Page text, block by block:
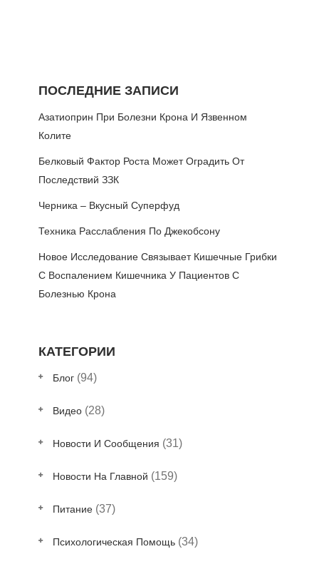
ПОСЛЕДНИЕ ЗАПИСИ
Азатиоприн При Болезни Крона И Язвенном
Колите
Белковый Фактор Роста Может Оградить От
Последствий ЗЗК
Черника – Вкусный Суперфуд
Техника Расслабления По Джекобсону
Новое Исследование Связывает Кишечные Грибки
С Воспалением Кишечника У Пациентов С
Болезнью Крона
КАТЕГОРИИ
Блог (94)
Видео (28)
Новости И Сообщения (31)
Новости На Главной (159)
Питание (37)
Психологическая Помощь (34)